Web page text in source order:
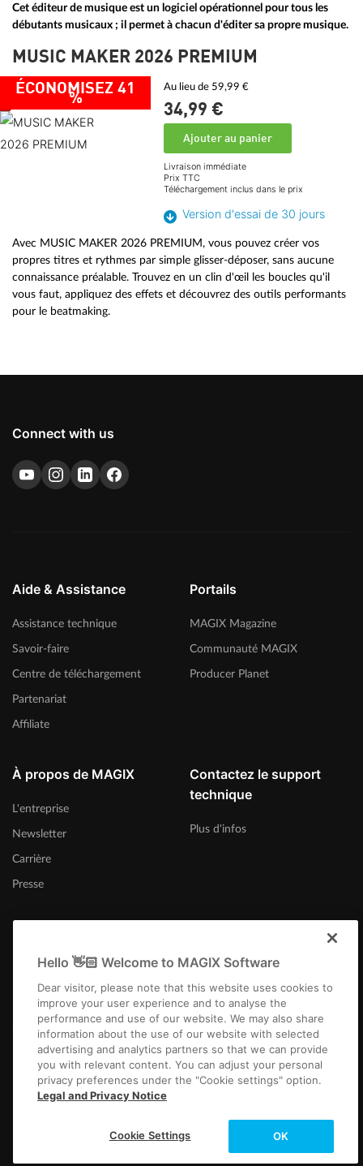
Cet éditeur de musique est un logiciel opérationnel pour tous les
débutants musicaux ; il permet à chacun d'éditer sa propre musique.
MUSIC MAKER 2026 PREMIUM
ÉCONOMISEZ 41
%
Au lieu de 59,99 €
34,99 €
Ajouter au panier
Livraison immédiate
Prix TTC
Téléchargement inclus dans le prix
Version d'essai de 30 jours
Avec MUSIC MAKER 2026 PREMIUM, vous pouvez créer vos
propres titres et rythmes par simple glisser-déposer, sans aucune
connaissance préalable. Trouvez en un clin d'œil les boucles qu'il
vous faut, appliquez des effets et découvrez des outils performants
pour le beatmaking.
Connect with us
Aide & Assistance
Assistance technique
Savoir-faire
Centre de téléchargement
Partenariat
Affiliate
Portails
MAGIX Magazine
Communauté MAGIX
Producer Planet
À propos de MAGIX
L'entreprise
Newsletter
Carrière
Presse
Contactez le support
technique
Plus d'infos
Belgique (Français)
Infos légalesCGVConditions du jeu-concoursProtection des données
Paramètres de cookiesEULAPaiement / Livraison
registered trademarks of their respective owners.
Hello 👋🏻 Welcome to MAGIX Software
Dear visitor, please note that this website uses cookies to
improve your user experience and to analyse the
performance and use of our website. We may also share
information about the use of our website with selected
advertising and analytics partners so that we can provide
you with relevant content. You can adjust your personal
privacy preferences under the "Cookie settings" option.
Legal and Privacy Notice
OK
Cookie Settings